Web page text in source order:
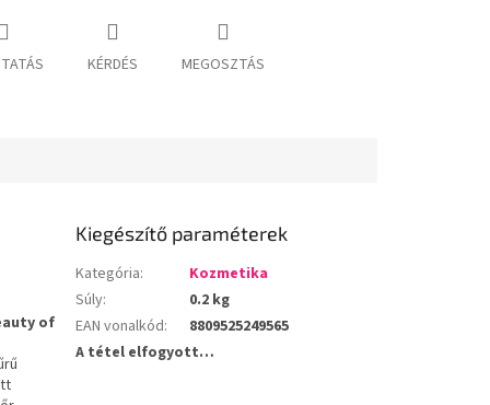
KÉRDÉS MEGOSZTÁS
of
Kiegészítő paraméterek
Kategória:
Kozmetika
Súly:
0.2 kg
EAN vonalkód:
8809525249565
A tétel elfogyott…